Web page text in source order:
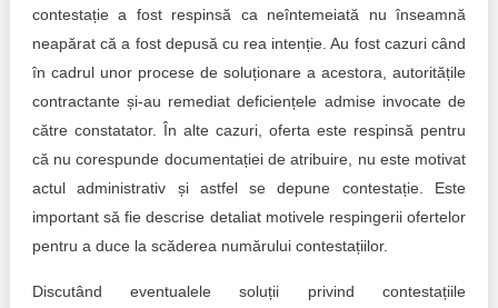
contestație a fost respinsă ca neîntemeiată nu înseamnă
neapărat că a fost depusă cu rea intenție. Au fost cazuri când
în cadrul unor procese de soluționare a acestora, autoritățile
contractante și-au remediat deficiențele admise invocate de
către constatator. În alte cazuri, oferta este respinsă pentru
că nu corespunde documentației de atribuire, nu este motivat
actul administrativ și astfel se depune contestație. Este
important să fie descrise detaliat motivele respingerii ofertelor
pentru a duce la scăderea numărului contestațiilor.
Discutând eventualele soluții privind contestațiile